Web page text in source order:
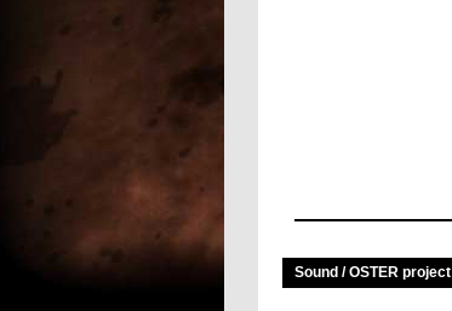
Sound / OSTER project